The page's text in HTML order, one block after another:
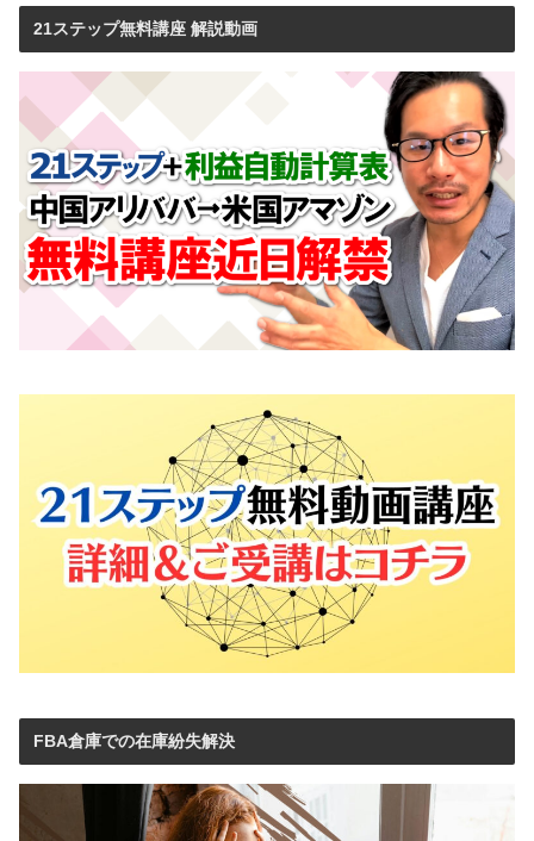
21ステップ無料講座 解説動画
FBA倉庫での在庫紛失解決